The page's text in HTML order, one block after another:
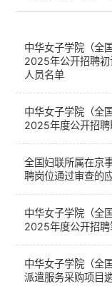
中华女子学院（全
2025年公开招聘
人员名单
中华女子学院（全
2025年度公开招
全国妇联所属在京
聘岗位通过审查的
中华女子学院（全
2025年度公开招聘
中华女子学院（全
派遣服务采购项目